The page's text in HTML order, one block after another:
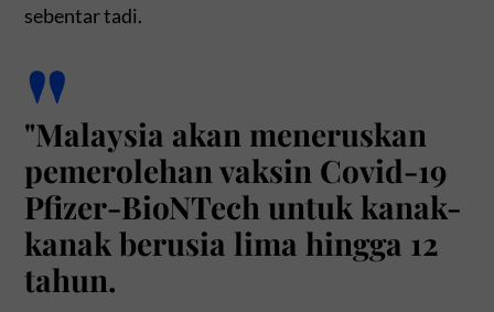
sebentar tadi.
"Malaysia akan meneruskan
pemerolehan vaksin Covid-19
Pfizer-BioNTech untuk kanak-
kanak berusia lima hingga 12
tahun.